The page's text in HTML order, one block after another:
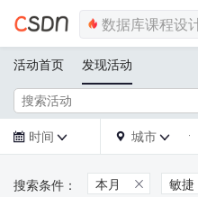
活动首页 发现活动
 时间   城市 
本月  敏捷